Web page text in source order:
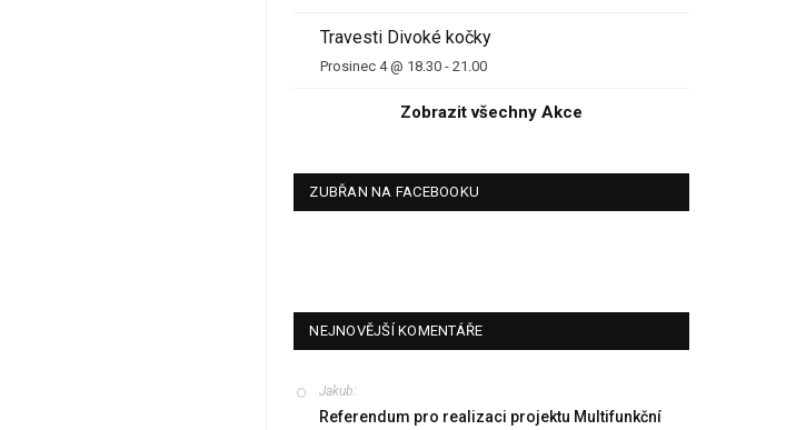
Travesti Divoké kočky
Prosinec 4 @ 18.30 -21.00
Zobrazit všechny Akce
ZUBŘAN NA FACEBOOKU
NEJNOVĚJŠÍ KOMENTÁŘE
Jakub:
Referendum pro realizaci projektu Multifunkční